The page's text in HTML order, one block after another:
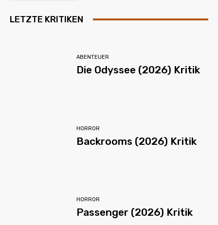
LETZTE KRITIKEN
ABENTEUER
Die Odyssee (2026) Kritik
HORROR
Backrooms (2026) Kritik
HORROR
Passenger (2026) Kritik